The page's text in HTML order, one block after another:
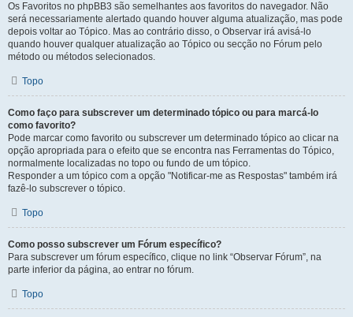
Os Favoritos no phpBB3 são semelhantes aos favoritos do navegador. Não
será necessariamente alertado quando houver alguma atualização, mas pode
depois voltar ao Tópico. Mas ao contrário disso, o Observar irá avisá-lo
quando houver qualquer atualização ao Tópico ou secção no Fórum pelo
método ou métodos selecionados.
Topo
Como faço para subscrever um determinado tópico ou para marcá-lo
como favorito?
Pode marcar como favorito ou subscrever um determinado tópico ao clicar na
opção apropriada para o efeito que se encontra nas Ferramentas do Tópico,
normalmente localizadas no topo ou fundo de um tópico.
Responder a um tópico com a opção "Notificar-me as Respostas" também irá
fazê-lo subscrever o tópico.
Topo
Como posso subscrever um Fórum específico?
Para subscrever um fórum específico, clique no link “Observar Fórum”, na
parte inferior da página, ao entrar no fórum.
Topo